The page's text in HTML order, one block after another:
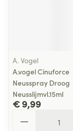
A. Vogel
A.vogel Cinuforce
Neusspray Droog
Neusslijmvl.15ml
€ 9,99